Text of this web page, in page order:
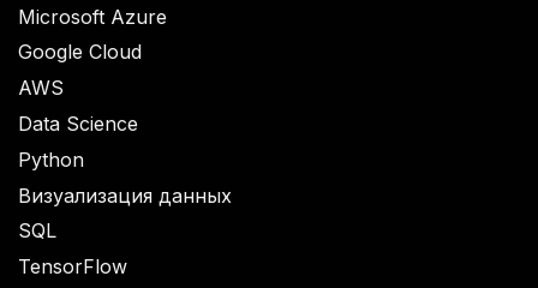
Microsoft Azure
Google Cloud
AWS
Data Science
Python
Визуализация данных
SQL
TensorFlow